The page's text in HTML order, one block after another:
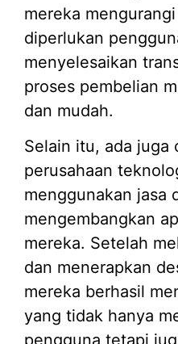
mereka
diperlukan
menyelesaikan
proses pembelian
dan mudah.
Selain itu, ada juga
perusahaan
menggunakan jasa
mengembangkan
mereka. Setelah
dan menerapkan
mereka berhasil
yang tidak hanya